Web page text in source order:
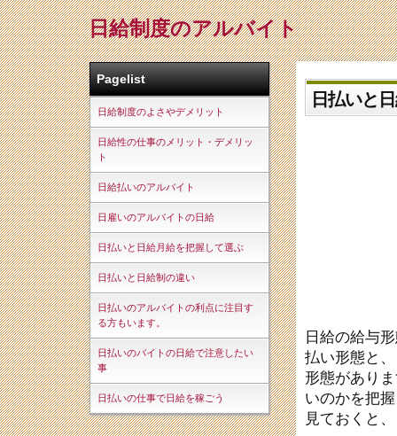
日給制度のアルバイト
Pagelist
日給制度のよさやデメリット
日給性の仕事のメリット・デメリッ
ト
日給払いのアルバイト
日雇いのアルバイトの日給
日払いと日給月給を把握して選ぶ
日払いと日給制の違い
日払いのアルバイトの利点に注目す
る方もいます。
日払いのバイトの日給で注意したい
事
日払いの仕事で日給を稼ごう
日払いと
日給の給与
払い形態と
形態があり
いのかを把
見ておくと